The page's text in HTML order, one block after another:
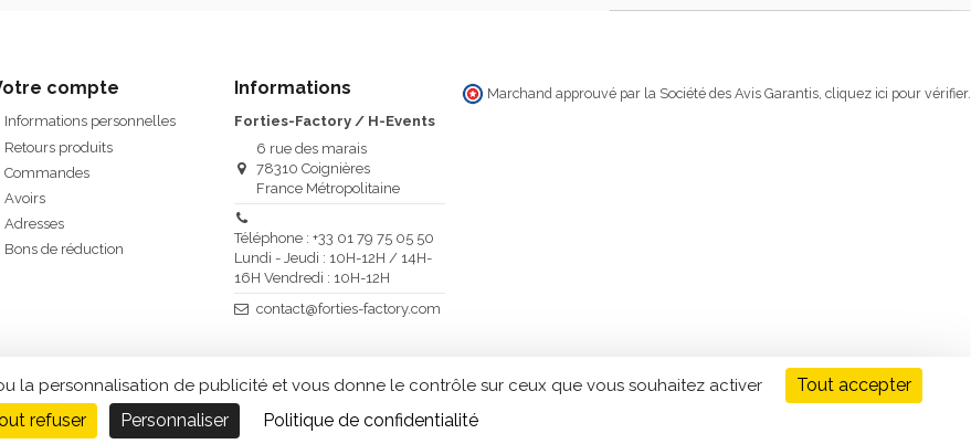
compte
Informations personnelles
Retours produits
Commandes
Avoirs
Adresses
Bons de réduction
Informations
Forties-Factory / H-Events
6 rue des marais
78310 Coignières
France Métropolitaine
Téléphone : +33 01 79 75 05 50
Lundi - Jeudi : 10H-12H / 14H-
16H Vendredi : 10H-12H
contact@forties-factory.com
Marchand approuvé par la Société des Avis Garantis, cliquez ici pour vérifier.
la personnalisation de publicité et vous donne le contrôle sur ceux que vous souhaitez activer
Tout accepter
refuser
Personnaliser Politique de confidentialité